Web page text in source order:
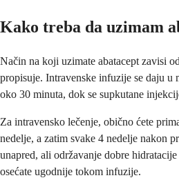
Kako treba da uzimam
Način na koji uzimate abatacept zavisi
propisuje. Intravenske infuzije se daju u
oko 30 minuta, dok se supkutane
Za intravensko lečenje, obično ćete
nedelje, a zatim svake 4 nedelje nakon
unapred, ali održavanje dobre
osećate ugodnije tokom infuzije.